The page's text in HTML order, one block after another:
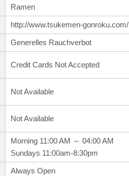
Ramen
http://www.tsukemen-gonroku.com/
Generelles Rauchverbot
Credit Cards Not Accepted
Not Available
Not Available
Morning 11:00 AM ～ 04:00 AM
Sundays 11:00am-8:30pm
Always Open